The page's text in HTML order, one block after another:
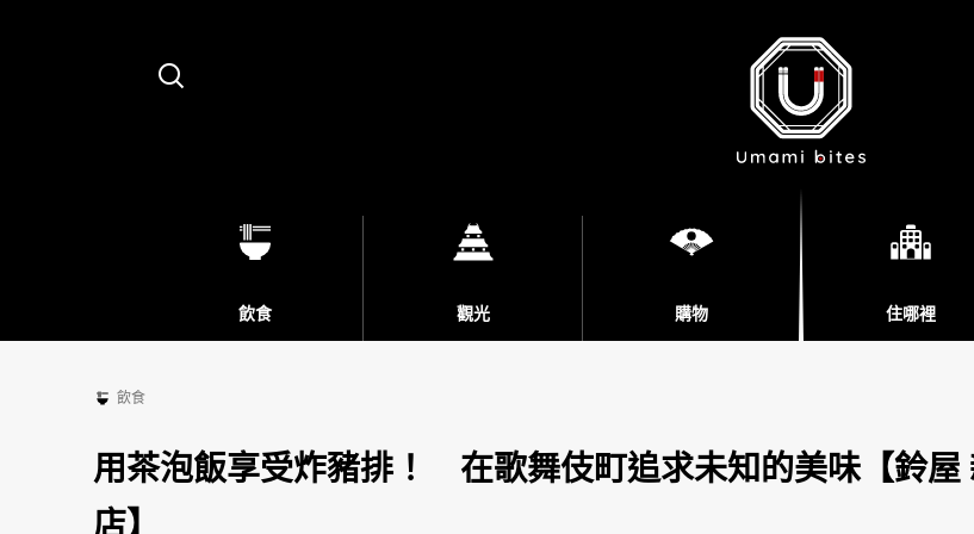
Search
飲食 觀光 購物 住哪裡
飲食
用茶泡飯享受炸豬排！ 在歌舞伎町追求未知的美味【鈴屋
店】